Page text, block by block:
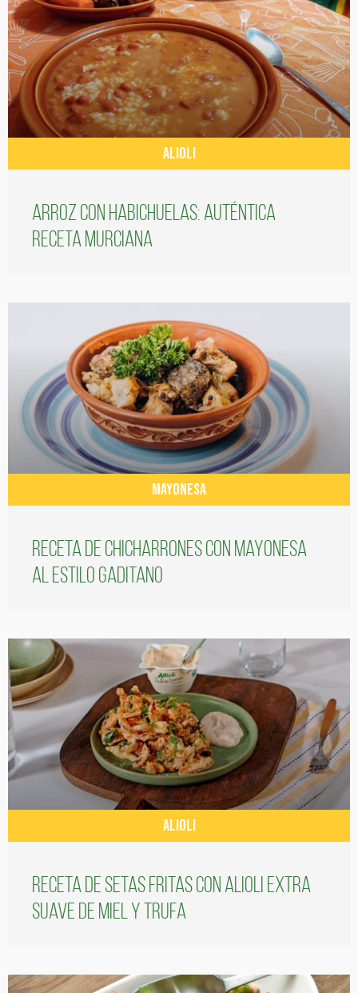
ALIOLI
Arroz con habichuelas: auténtica
receta murciana
MAYONESA
Receta de chicharrones con mayonesa
al estilo gaditano
ALIOLI
Receta de setas fritas con alioli extra
suave de miel y trufa